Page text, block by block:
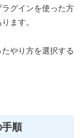
グインを使った方
ます。
やり方を選択する
順